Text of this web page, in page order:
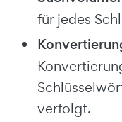
für jedes
verfolgt.